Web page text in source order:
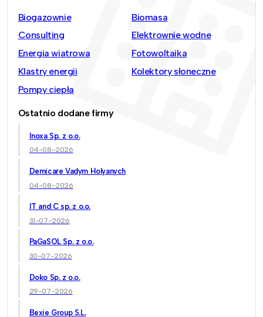
Biogazownie
Biomasa
Consulting
Elektrownie wodne
Energia wiatrowa
Fotowoltaika
Klastry energii
Kolektory słoneczne
Pompy ciepła
Ostatnio dodane firmy
Inoxa Sp. z o.o.
04-08-2026
Demicare Vadym Holyanych
04-08-2026
IT and C sp. z o.o.
31-07-2026
PaGaSOL Sp. z o.o.
30-07-2026
Doko Sp. z o.o.
29-07-2026
Bexie Group S.L.